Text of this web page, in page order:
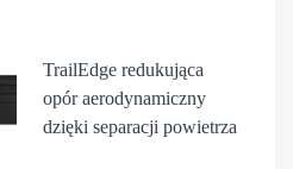
TrailEdge redukująca
opór aerodynamiczny
dzięki separacji powietrza